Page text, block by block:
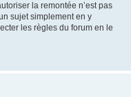
la remontée n’est pas
sujet simplement en y
les règles du forum en le